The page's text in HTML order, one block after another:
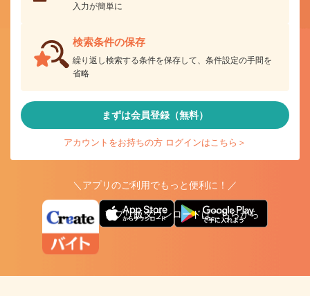
入力が簡単に
検索条件の保存
繰り返し検索する条件を保存して、条件設定の手間を
省略
まずは会員登録（無料）
アカウントをお持ちの方 ログインはこちら＞
＼アプリのご利用でもっと便利に！／
アプリ版ダウンロードはこちらから